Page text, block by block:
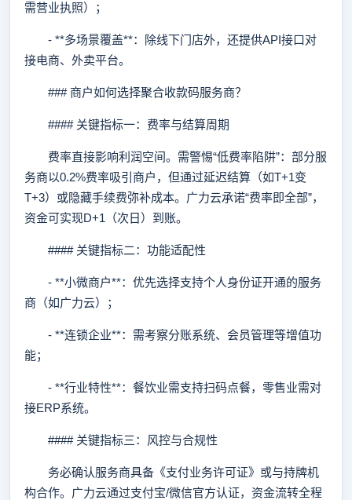
需营业执照）；
- **多场景覆盖**：除线下门店外，还提供API接口对
接电商、外卖平台。
### 商户如何选择聚合收款码服务商？
#### 关键指标一：费率与结算周期
费率直接影响利润空间。需警惕“低费率陷阱”：部分服
务商以0.2%费率吸引商户，但通过延迟结算（如T+1变
T+3）或隐藏手续费弥补成本。广力云承诺“费率即全部”，
资金可实现D+1（次日）到账。
#### 关键指标二：功能适配性
- **小微商户**：优先选择支持个人身份证开通的服务
商（如广力云）；
- **连锁企业**：需考察分账系统、会员管理等增值功
能；
- **行业特性**：餐饮业需支持扫码点餐，零售业需对
接ERP系统。
#### 关键指标三：风控与合规性
务必确认服务商具备《支付业务许可证》或与持牌机
构合作。广力云通过支付宝/微信官方认证，资金流转全程